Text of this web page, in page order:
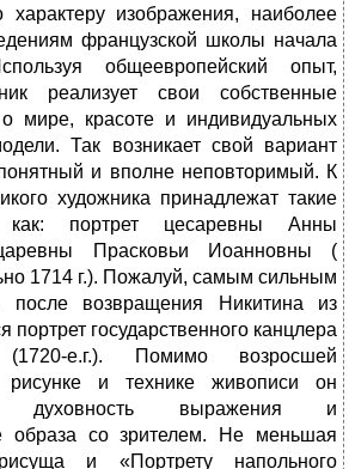
характеру изображения, наиболее
французской школы начала
общеевропейский опыт,
реализует свои собственные
о мире, красоте и индивидуальных
Так возникает свой вариант
и вполне неповторимый. К
художника принадлежат такие
как: портрет цесаревны Анны
Прасковьи Иоанновны (
1714 г.). Пожалуй, самым сильным
после возвращения Никитина из
портрет государственного канцлера
(1720-е.г.). Помимо возросшей
рисунке и технике живописи он
духовность выражения и
образа со зрителем. Не меньшая
и «Портрету напольного